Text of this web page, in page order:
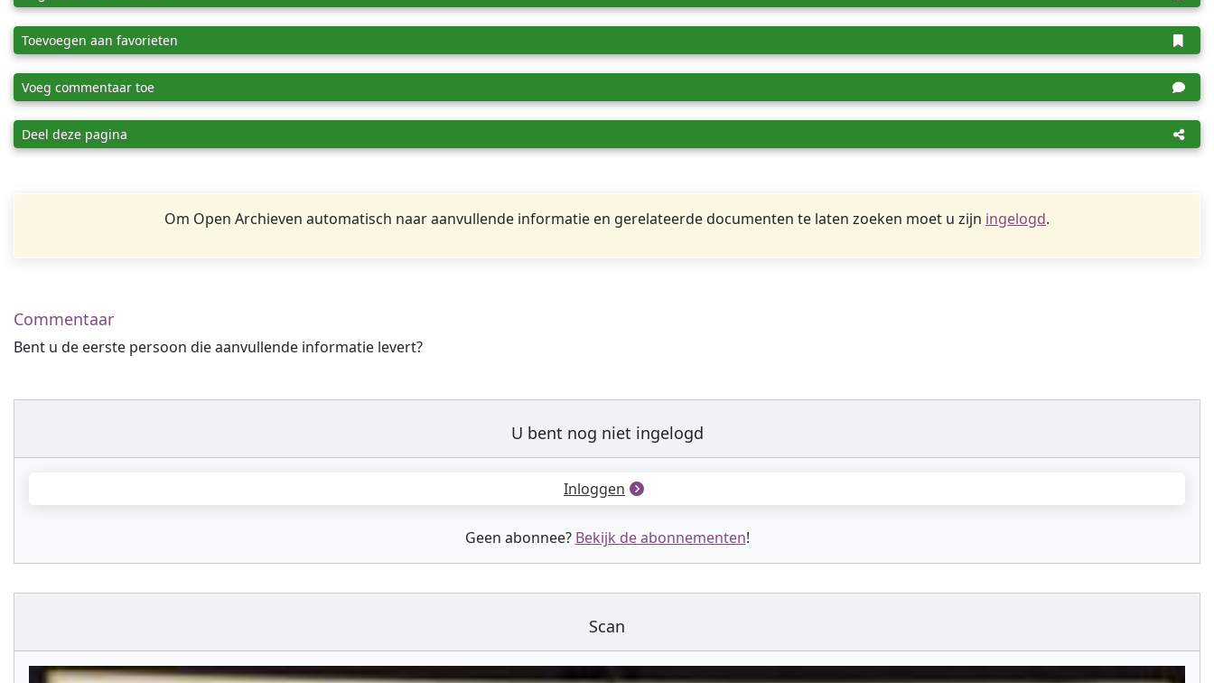
Toevoegen aan favorieten
Voeg commentaar toe
Deel deze pagina
Om Open Archieven automatisch naar aanvullende informatie en gerelateerde documenten te laten zoeken moet u zijn ingelogd.
Commentaar
Bent u de eerste persoon die aanvullende informatie levert?
U bent nog niet ingelogd
Inloggen
Geen abonnee? Bekijk de abonnementen!
Scan